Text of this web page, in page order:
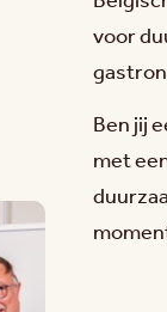
voor
Ben jij
met